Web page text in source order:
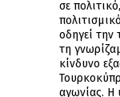
σε
οδηγεί την
τη
κίνδυνο
αγωνίας. Η